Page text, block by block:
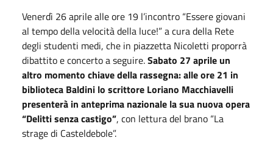
Venerdì 26 aprile alle ore 19 l’incontro “Essere giovani
al tempo della velocità della luce!” a cura della Rete
degli studenti medi, che in piazzetta Nicoletti proporrà
dibattito e concerto a seguire.Sabato 27 aprile un
altro momento chiave della rassegna: alle ore 21 in
biblioteca Baldini lo scrittore Loriano Macchiavelli
presenterà in anteprima nazionale la sua nuova opera
“Delitti senza castigo”, con lettura del brano “La
strage di Casteldebole”.